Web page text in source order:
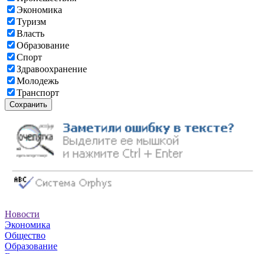
Экономика
Туризм
Власть
Образование
Спорт
Здравоохранение
Молодежь
Транспорт
Сохранить
Новости
Экономика
Общество
Образование